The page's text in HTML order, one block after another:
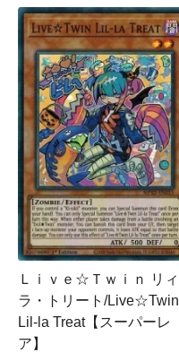
Ｌｉｖｅ☆Ｔｗｉｎ リィ
ラ・トリート/Live☆Twin
Lil-la Treat【スーパーレ
ア】